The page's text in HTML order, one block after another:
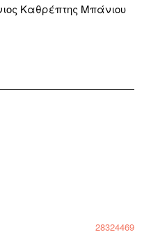
Καθρέπτης Μπάνιου
28324469